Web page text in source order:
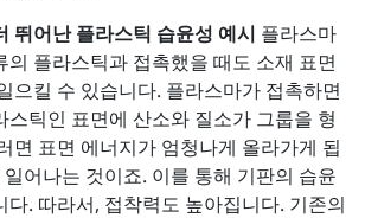
뛰어난 플라스틱 습윤성 예시 플라스마
의 플라스틱과 접촉했을 때도 소재 표면
으킬 수 있습니다. 플라스마가 접촉하면
스틱인 표면에 산소와 질소가 그룹을 형
면 표면 에너지가 엄청나게 올라가게 됩
어나는 것이죠. 이를 통해 기판의 습윤
다. 따라서, 접착력도 높아집니다. 기존의